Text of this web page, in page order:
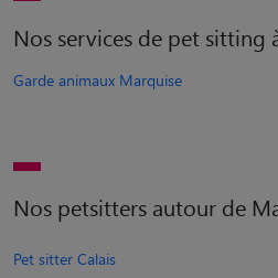
Nos services de pet sitting
Garde animaux Marquise
Nos petsitters autour de
Pet sitter Calais